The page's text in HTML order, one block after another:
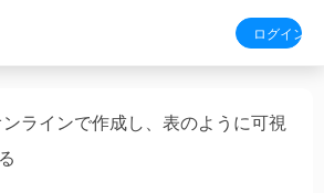
ログイン
ラインで作成し、表のように可視